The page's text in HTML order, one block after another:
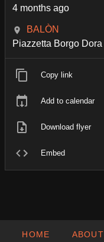
4 months ago
BALÒN
Piazzetta Borgo Dora
Copy link
Add to calendar
Download flyer
Embed
HOME ABOUT